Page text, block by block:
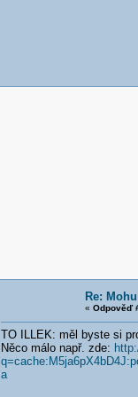
Re:
« Odpověď
TO ILLEK: měl byste si
Něco málo např. zde:
a